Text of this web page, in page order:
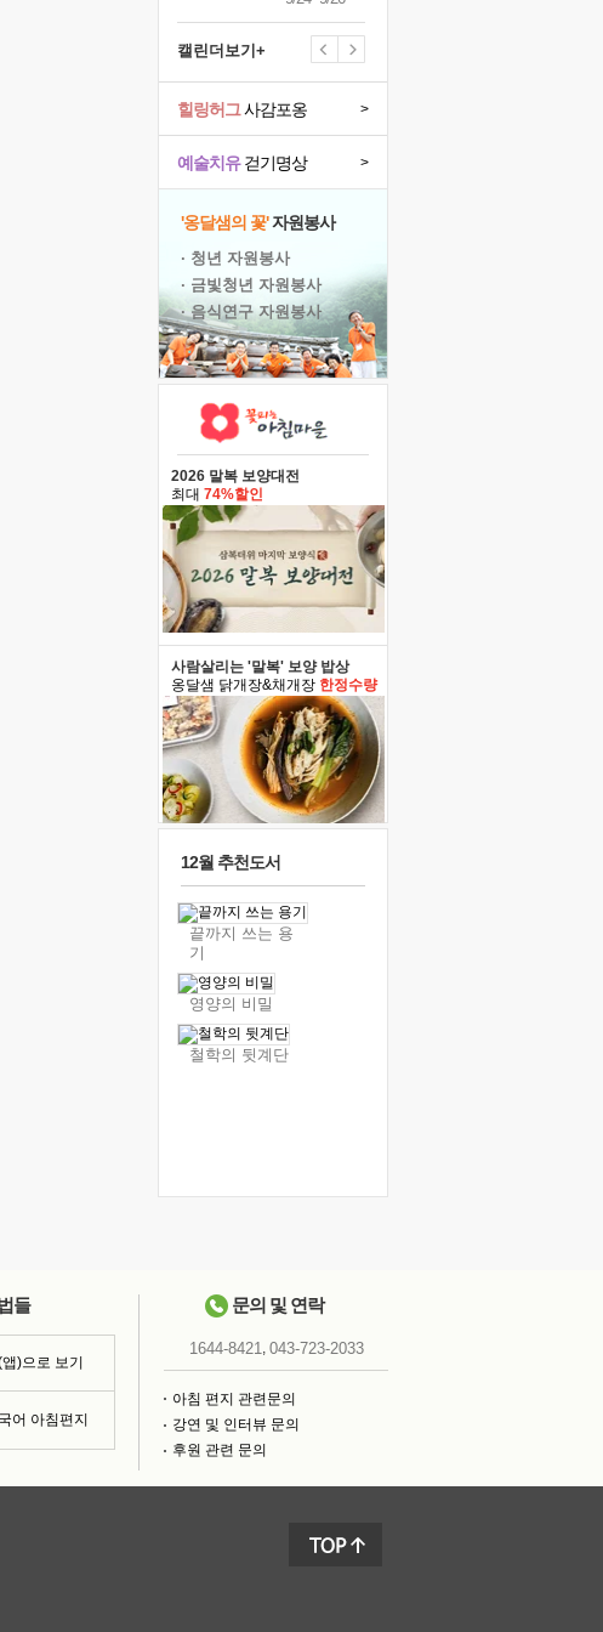
캘린더보기+
예술치유걷기명상 >
힐링허그사감포옹 >
'옹달샘의 꽃'자원봉사
· 청년 자원봉사
· 금빛청년 자원봉사
· 음식연구 자원봉사
2026 말복 보양대전
최대 74%할인
사람살리는 '말복' 보양 밥상
옹달샘 닭개장&채개장 한정수량
12월 추천도서
끝까지 쓰는 용
기
영양의 비밀
철학의 뒷계단
들
)으로 보기
어 아침편지
문의 및 연락
1644-8421, 043-723-2033
아침 편지 관련문의
강연 및 인터뷰 문의
후원 관련 문의